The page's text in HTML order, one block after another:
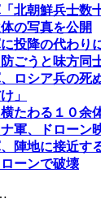
北朝鮮兵士数
の写真を公開
投降の代わり
ごうと味方同
ロシア兵の死
」
たわる１０余
軍、ドローン
陣地に接近す
ーンで破壊